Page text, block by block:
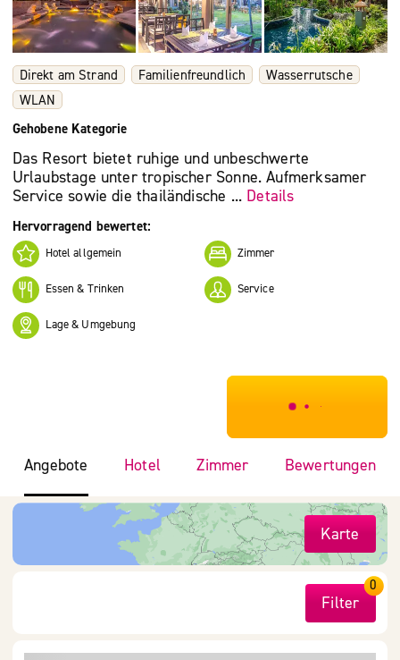
Direkt am Strand Familienfreundlich
Wasserrutsche
WLAN
Gehobene Kategorie
Das Resort bietet ruhige und unbeschwerte
Urlaubstage unter tropischer Sonne. Aufmerksamer
Service sowie die thailändische ... Details
Hervorragend bewertet:
Hotel allgemein Zimmer
Essen & Trinken Service
Lage & Umgebung
***************
Angebote Hotel Zimmer Bewertungen
Karte
Filter
0